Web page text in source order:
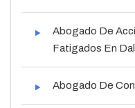
Abogado De
Fatigados En
Abogado De